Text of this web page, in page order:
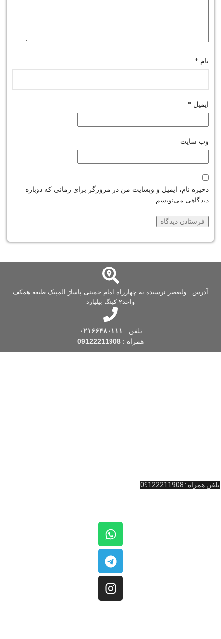
نام *
ایمیل *
وب‌ سایت
ذخیره نام، ایمیل و وبسایت من در مرورگر برای زمانی که دوباره
دیدگاهی می‌نویسم.
آدرس : ولیعصر نرسیده به چهارراه امام خمینی پاساژ المپیک طبقه همکف
واحد۲ کینگ بیلیارد
تلفن : ۰۲۱۶۶۴۸۰۱۱۱
همراه : 09122211908
تلفن همراه : 09122211908